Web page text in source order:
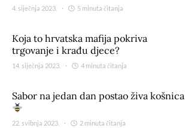
4. siječnja 2023. 5 minuta čitanja
Koja to hrvatska mafija pokriva
trgovanje i krađu djece?
14. siječnja 2023. 4 minuta čitanja
Sabor na jedan dan postao živa košnica
22. svibnja 2023. 2 minuta čitanja